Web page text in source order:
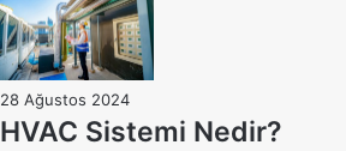
28 Ağustos 2024
HVAC Sistemi Nedir?